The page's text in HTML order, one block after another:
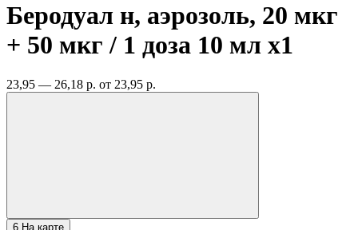
Беродуал н, аэрозоль, 20 мкг
+ 50 мкг / 1 доза 10 мл x1
23,95 — 26,18 р. от 23,95 р.
6 На карте